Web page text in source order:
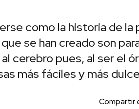
como la historia de la
se han creado son
cerebro pues, al ser el
más fáciles y más
Compartir